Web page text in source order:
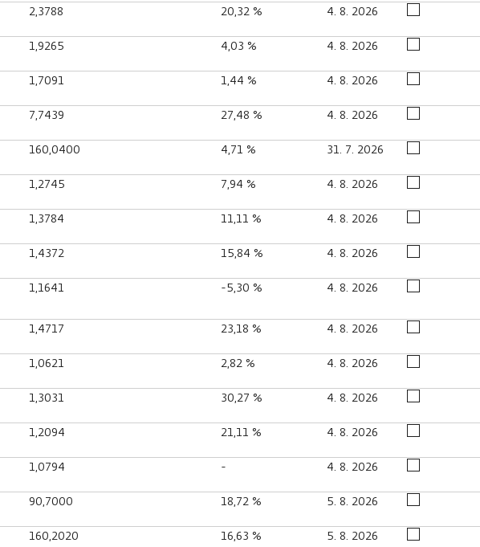
2,3788 20,32 % 4. 8. 2026
1,9265 4,03 % 4. 8. 2026
1,7091 1,44 % 4. 8. 2026
7,7439 27,48 % 4. 8. 2026
160,0400 4,71 % 31. 7. 2026
1,2745 7,94 % 4. 8. 2026
1,3784 11,11 % 4. 8. 2026
1,4372 15,84 % 4. 8. 2026
1,1641 -5,30 % 4. 8. 2026
1,4717 23,18 % 4. 8. 2026
1,0621 2,82 % 4. 8. 2026
1,3031 30,27 % 4. 8. 2026
1,2094 21,11 % 4. 8. 2026
1,0794 - 4. 8. 2026
90,7000 18,72 % 5. 8. 2026
160,2020 16,63 % 5. 8. 2026